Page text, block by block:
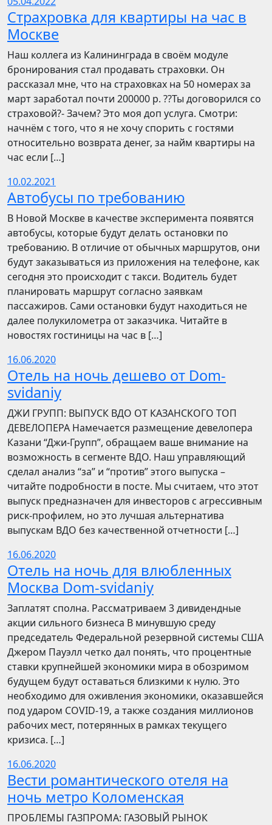
Страхровка для квартиры на час в
Москве
Наш коллега из Калининграда в своём модуле
бронирования стал продавать страховки. Он
рассказал мне, что на страховках на 50 номерах за
март заработал почти 200000 р. ??Ты договорился со
страховой?- Зачем? Это моя доп услуга. Смотри:
начнём с того, что я не хочу спорить с гостями
относительно возврата денег, за найм квартиры на
час если […]
10.02.2021
Автобусы по требованию
В Новой Москве в качестве эксперимента появятся
автобусы, которые будут делать остановки по
требованию. В отличие от обычных маршрутов, они
будут заказываться из приложения на телефоне, как
сегодня это происходит с такси. Водитель будет
планировать маршрут согласно заявкам
пассажиров. Сами остановки будут находиться не
далее полукилометра от заказчика. Читайте в
новостях гостиницы на час в […]
16.06.2020
Отель на ночь дешево от Dom-
svidaniy
​​ДЖИ ГРУПП: ВЫПУСК ВДО ОТ КАЗАНСКОГО ТОП
ДЕВЕЛОПЕРА Намечается размещение девелопера
Казани “Джи-Групп”, обращаем ваше внимание на
возможность в сегменте ВДО. Наш управляющий
сделал анализ “за” и “против” этого выпуска –
читайте подробности в посте. Мы считаем, что этот
выпуск предназначен для инвесторов с агрессивным
риск-профилем, но это лучшая альтернатива
выпускам ВДО без качественной отчетности […]
16.06.2020
Отель на ночь для влюбленных
Москва Dom-svidaniy
Заплатят сполна. Рассматриваем 3 дивидендные
акции сильного бизнеса В минувшую среду
председатель Федеральной резервной системы США
Джером Пауэлл четко дал понять, что процентные
ставки крупнейшей экономики мира в обозримом
будущем будут оставаться близкими к нулю. Это
необходимо для оживления экономики, оказавшейся
под ударом COVID-19, а также создания миллионов
рабочих мест, потерянных в рамках текущего
кризиса. […]
16.06.2020
Вести романтического отеля на
ночь метро Коломенская
ПРОБЛЕМЫ ГАЗПРОМА: ГАЗОВЫЙ РЫНОК